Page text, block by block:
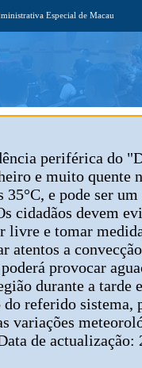
Especial de Macau
periférica do
e muito quente
e pode ser
cidadãos devem
livre e tomar
atentos a
provocar
durante a tarde
referido sistema,
variações
de actualização: